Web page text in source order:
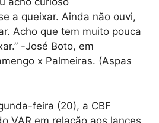
a queixar. Ainda não ouvi,
Acho que tem muito pouca
-José Boto, em
x Palmeiras. (Aspas
feira (20), a CBF
VAR em relação aos lances